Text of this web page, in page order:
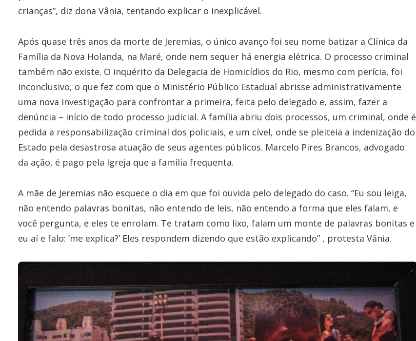
crianças”, diz dona Vânia, tentando explicar o inexplicável.
Após quase três anos da morte de Jeremias, o único avanço foi seu nome batizar a Clínica da
Família da Nova Holanda, na Maré, onde nem sequer há energia elétrica. O processo criminal
também não existe. O inquérito da Delegacia de Homicídios do Rio, mesmo com perícia, foi
inconclusivo, o que fez com que o Ministério Público Estadual abrisse administrativamente
uma nova investigação para confrontar a primeira, feita pelo delegado e, assim, fazer a
denúncia – início de todo processo judicial. A família abriu dois processos, um criminal, onde é
pedida a responsabilização criminal dos policiais, e um cível, onde se pleiteia a indenização do
Estado pela desastrosa atuação de seus agentes públicos. Marcelo Pires Brancos, advogado
da ação, é pago pela Igreja que a família frequenta.
A mãe de Jeremias não esquece o dia em que foi ouvida pelo delegado do caso. “Eu sou leiga,
não entendo palavras bonitas, não entendo de leis, não entendo a forma que eles falam, e
você pergunta, e eles te enrolam. Te tratam como lixo, falam um monte de palavras bonitas e
eu aí e falo: ‘me explica?’ Eles respondem dizendo que estão explicando” , protesta Vânia.